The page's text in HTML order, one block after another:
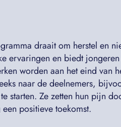
draait om herstel en
ervaringen en biedt
worden aan het eind van
naar de deelnemers,
starten. Ze zetten hun pijn
positieve toekomst.